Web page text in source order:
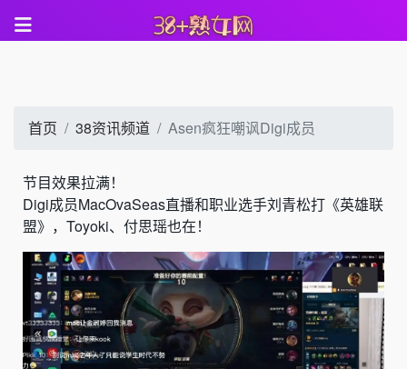
首页 38资讯频道 Asen疯狂嘲讽Digi成员
节目效果拉满！
Digi成员MacOvaSeas直播和职业选手刘青松打《英雄联
盟》，Toyoki、付思瑶也在！